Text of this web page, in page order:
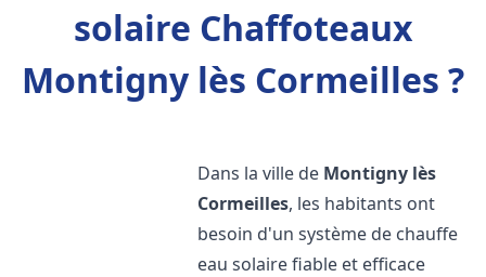
solaire Chaffoteaux
Montigny lès Cormeilles ?
Dans la ville de Montigny lès
Cormeilles, les habitants ont
besoin d'un système de chauffe
eau solaire fiable et efficace